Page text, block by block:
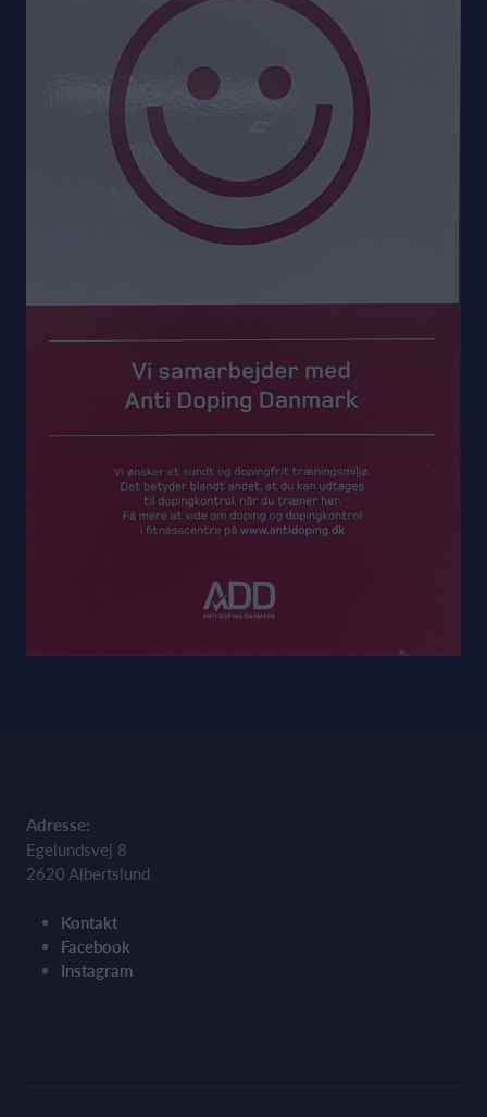
Adresse:
Egelundsvej 8
2620 Albertslund
Kontakt
Facebook
Instagram